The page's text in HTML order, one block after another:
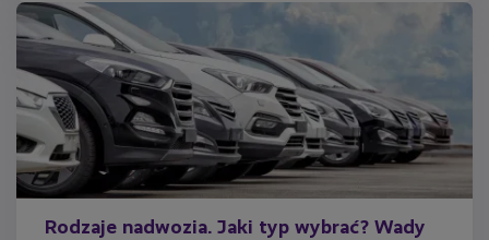
Rodzaje nadwozia. Jaki typ wybrać? Wady